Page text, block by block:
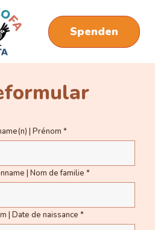
Spenden
| Prénom *
| Nom de familie *
| Date de naissance *